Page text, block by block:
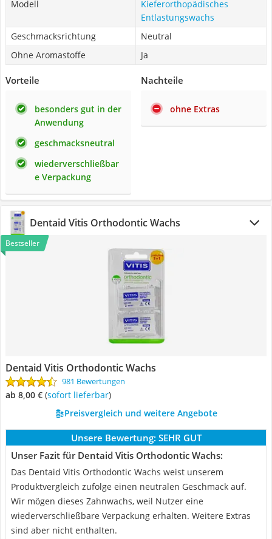
Modell
Kieferorthopädisches
Entlastungswachs
Geschmacksrichtung
Neutral
Ohne Aromastoffe
Ja
Vorteile
besonders gut in der
Anwendung
geschmacksneutral
wiederverschließbar
e Verpackung
Nachteile
ohne Extras
Dentaid Vitis Orthodontic Wachs
Bestseller
Dentaid Vitis Orthodontic Wachs
981 Bewertungen
ab 8,00 € ( Sofort lieferbar)
Preisvergleich und weitere Angebote
Unsere Bewertung: SEHR GUT
Unser Fazit für Dentaid Vitis Orthodontic Wachs:
Das Dentaid Vitis Orthodontic Wachs weist unserem
Produktvergleich zufolge einen neutralen Geschmack auf.
Wir mögen dieses Zahnwachs, weil Nutzer eine
wiederverschließbare Verpackung erhalten. Weitere Extras
sind aber nicht enthalten.